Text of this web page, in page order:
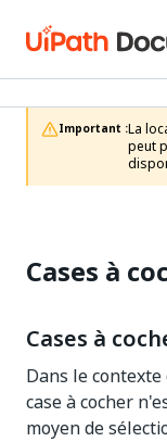
Important :La
peut
Cases à
Cases à
Dans le
case à cocher
moyen de